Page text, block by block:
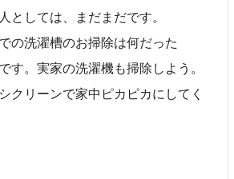
としては、まだまだです。
の洗濯槽のお掃除は何だった
す。実家の洗濯機も掃除しよう。
クリーンで家中ピカピカにしてく